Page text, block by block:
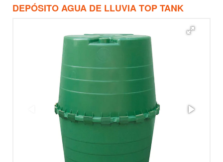
DEPÓSITO AGUA DE LLUVIA TOP TANK